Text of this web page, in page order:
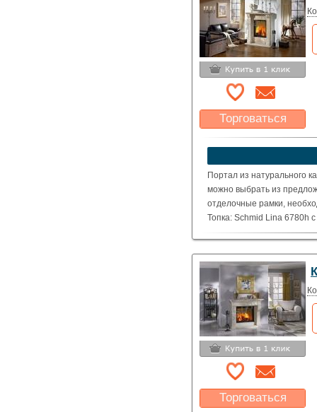
Торговаться
Какая цена Вас
устроит?
Портал из натурального
можно выбрать из
отделочные рамки,
Топка: Schmid Lina 6780h
( Номинальная мощность
Торговаться